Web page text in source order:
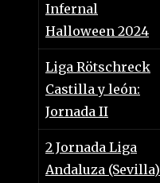
Infernal
Halloween 2024
Liga Rötschreck
Castilla y león:
Jornada II
2 Jornada Liga
Andaluza (Sevilla)